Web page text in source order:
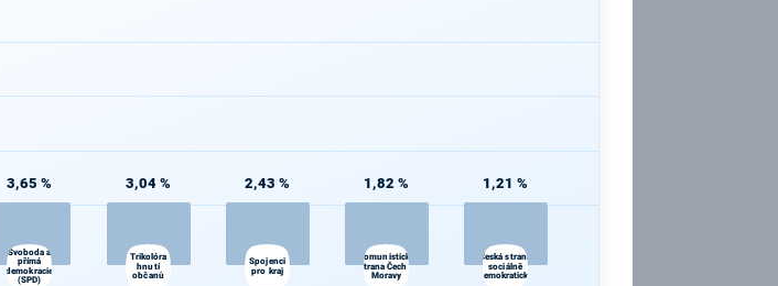
3,65 %
Svoboda a
přímá
demokracie
(SPD)
3,04 %
Trikolóra
hnutí
občanů
2,43 %
Spojenci
pro kraj
1,82 %
Komunistická
strana Čech a
Moravy
1,21 %
Česká strana
sociálně
demokratická